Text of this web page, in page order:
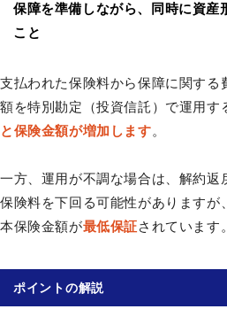
保障を準備しながら、同時に資産
こと
支払われた保険料から保障に関する
額を特別勘定（投資信託）で運用す
と保険金額が増加します。
一方、運用が不調な場合は、解約返
保険料を下回る可能性がありますが
本保険金額が最低保証されています。
ポイントの解説